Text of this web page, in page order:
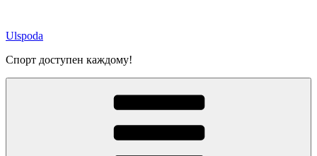
содержимому
Ulspoda
Спорт доступен каждому!